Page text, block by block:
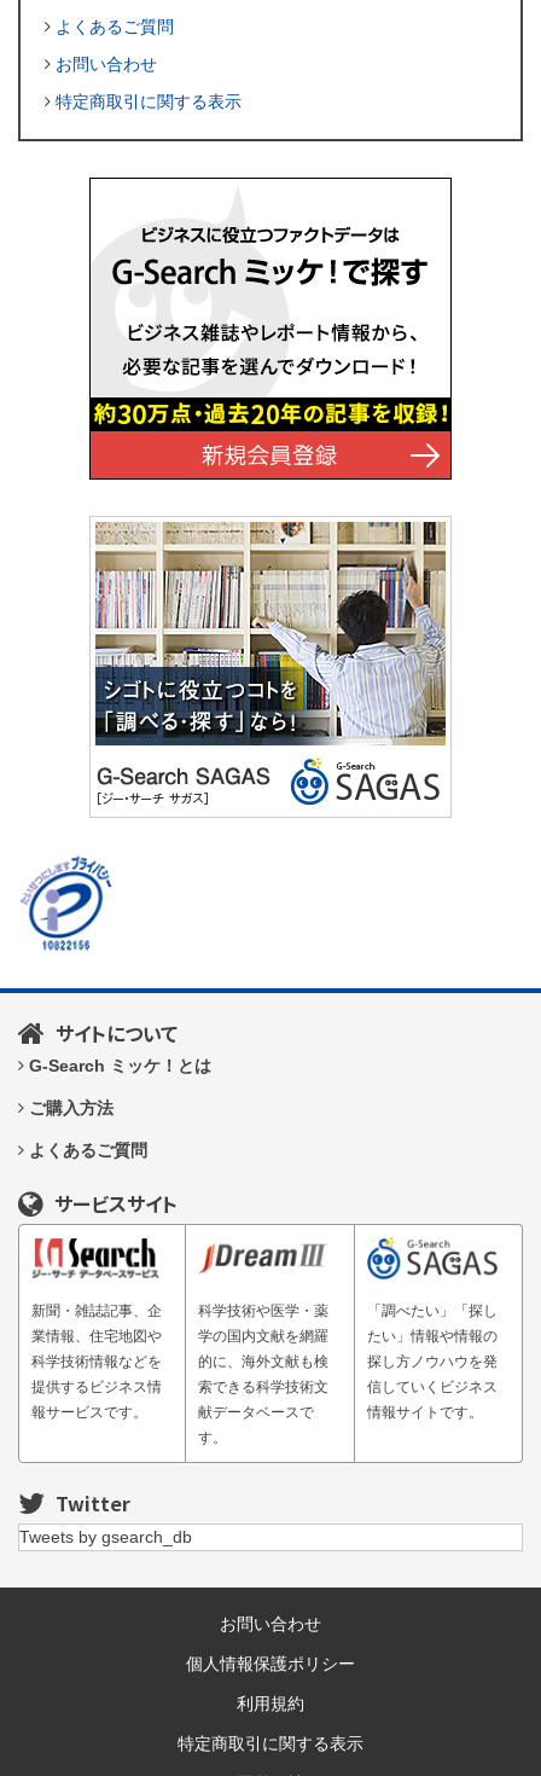
よくあるご質問
お問い合わせ
特定商取引に関する表示
サイトについて
G-Search ミッケ！とは
ご購入方法
よくあるご質問
サービスサイト
新聞・雑誌記事、企
業情報、住宅地図や
科学技術情報などを
提供するビジネス情
報サービスです。
科学技術や医学・薬
学の国内文献を網羅
的に、海外文献も検
索できる科学技術文
献データベースで
す。
「調べたい」「探し
たい」情報や情報の
探し方ノウハウを発
信していくビジネス
情報サイトです。
Twitter
Tweets by gsearch_db
お問い合わせ
個人情報保護ポリシー
利用規約
特定商取引に関する表示